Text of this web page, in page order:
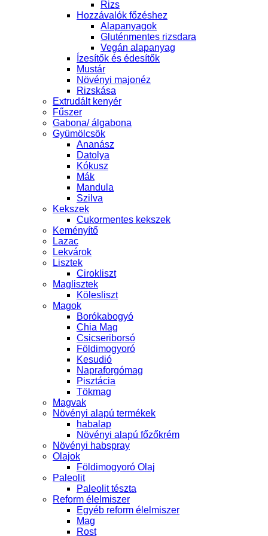
Rizs
Hozzávalók főzéshez
Alapanyagok
Gluténmentes rizsdara
Vegán alapanyag
Ízesítők és édesítők
Mustár
Növényi majonéz
Rizskása
Extrudált kenyér
Fűszer
Gabona/ álgabona
Gyümölcsök
Ananász
Datolya
Kókusz
Mák
Mandula
Szilva
Kekszek
Cukormentes kekszek
Keményítő
Lazac
Lekvárok
Lisztek
Cirokliszt
Maglisztek
Kölesliszt
Magok
Borókabogyó
Chia Mag
Csicseriborsó
Földimogyoró
Kesudió
Napraforgómag
Pisztácia
Tökmag
Magvak
Növényi alapú termékek
habalap
Növényi alapú főzőkrém
Növényi habspray
Olajok
Földimogyoró Olaj
Paleolit
Paleolit tészta
Reform élelmiszer
Egyéb reform élelmiszer
Mag
Rost